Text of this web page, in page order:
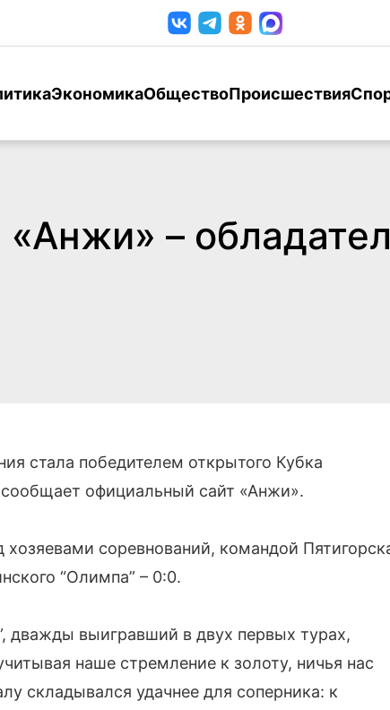
ЭкономикаОбществоПроисшествия
–
стала победителем открытого Кубка
официальный сайт «Анжи».
соревнований, командой
“Олимпа” – 0:0.
дважды выигравший в двух первых турах,
наше стремление к золоту, ничья нас
складывался удачнее для соперника: к